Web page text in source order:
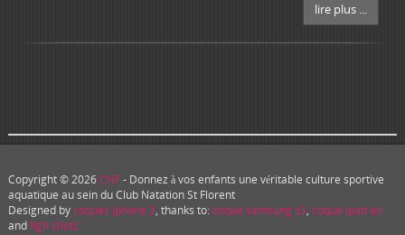
lire plus ...
Copyright © 2026CNF- Donnez à vos enfants une véritable culture sportive
aquatique au sein du Club Natation St Florent
Designed bycoques iphone 5, thanks to: coque samsung s3, coque ipad air
and hgh shots